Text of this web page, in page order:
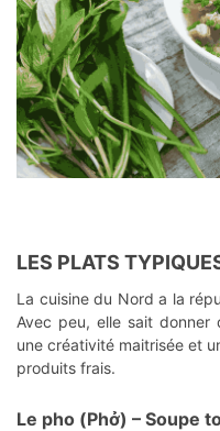
LES PLATS
La cuisine du Nord a la
Avec peu, elle sait
une créativité maitrisée et
produits frais.
Le pho (Phở) – Soupe